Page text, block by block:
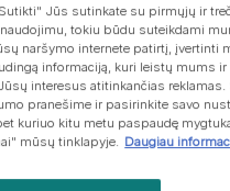
elgesį Dažni
visus straipsnius apie kates
Jūs sutinkate su pirmųjų ir
tokiu būdu suteikdami
naršymo internete patirtį, įvertinti
informaciją, kuri leistų mums ir
interesus atitinkančias reklamas.
pranešime ir pasirinkite savo
kuriuo kitu metu paspaudę
mūsų tinklapyje. Daugiau